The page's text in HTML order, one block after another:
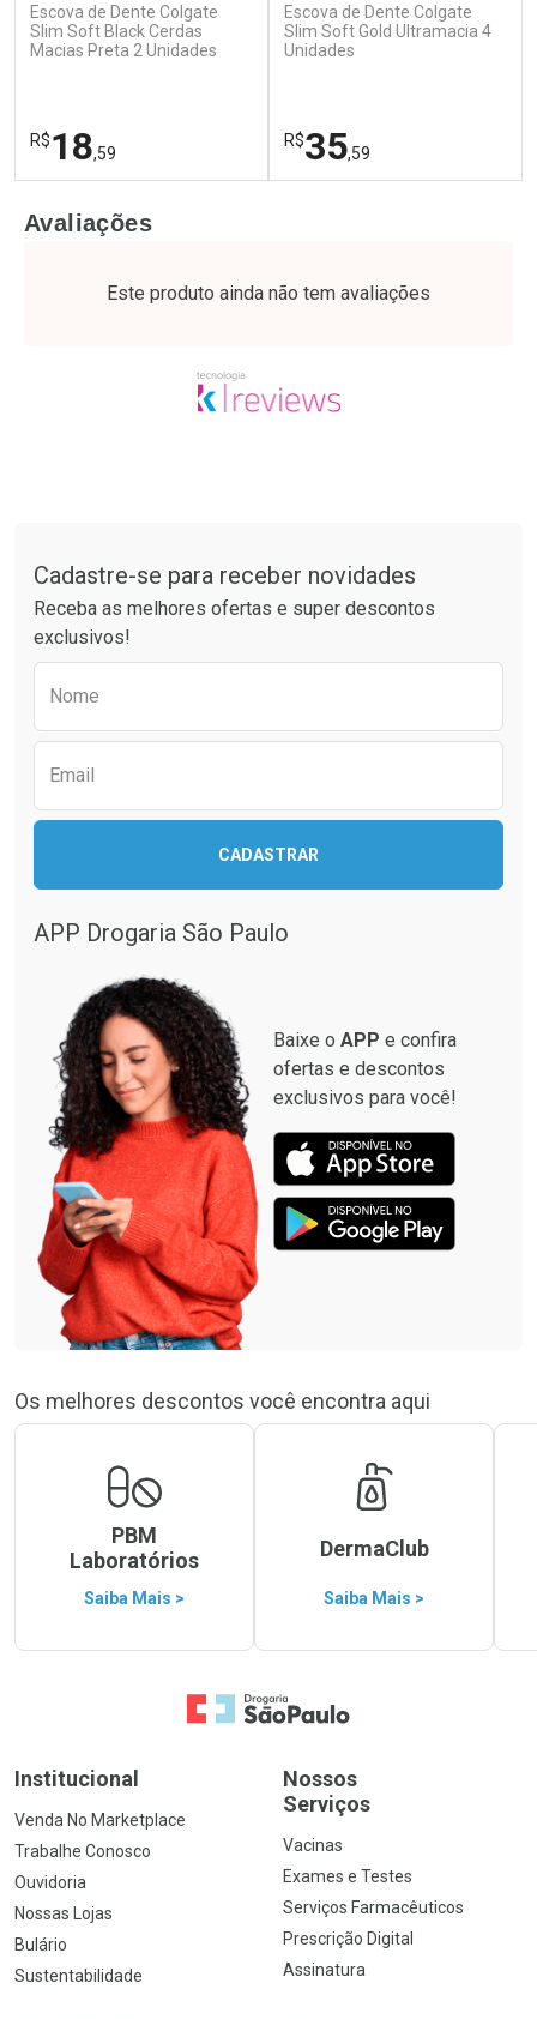
Ativar Desconto
Comprar sem Desconto
Ativar Desconto
Comprar sem Desconto
Escova de Dente Colgate
Slim Soft Black Cerdas
Macias Preta 2 Unidades
R$18,59
Laboratório
Ativar Desconto
Comprar sem Desconto
Por Menos
Comprar sem Desconto
Por R$ 18,59/cada
Escova de Dente Colgate
Slim Soft Gold Ultramacia 4
Unidades
R$35,59
Laboratório
Ativar Desconto
Comprar sem Desconto
Por Menos
Comprar sem Desconto
Avaliações
Este produto ainda não tem avaliações
Cadastre-se para receber novidades
Receba as melhores ofertas e super descontos
exclusivos!
Nome
Email
CADASTRAR
APP Drogaria São Paulo
Baixe o APP e confira
ofertas e descontos
exclusivos para você!
Os melhores descontos você encontra aqui
PBM
Laboratórios
Saiba Mais >
DermaClub
Saiba Mais >
Ir para a Home
Institucional
Venda No Marketplace
Trabalhe Conosco
Ouvidoria
Nossas Lojas
Bulário
Sustentabilidade
Nossos
Serviços
Vacinas
Exames e Testes
Serviços Farmacêuticos
Prescrição Digital
Assinatura